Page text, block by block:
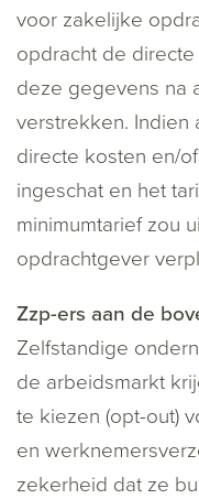
voor zakelijke
opdracht de
deze gegevens na
verstrekken. Indien
directe kosten en/
ingeschat en het
minimumtarief zou
opdrachtgever
Zzp-ers aan de
Zelfstandige
de arbeidsmarkt
te kiezen (opt-out)
en
zekerheid dat ze